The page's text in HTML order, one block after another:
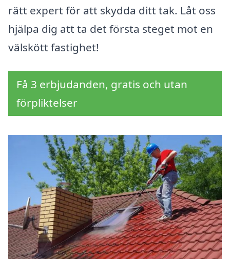
rätt expert för att skydda ditt tak. Låt oss
hjälpa dig att ta det första steget mot en
välskött fastighet!
Få 3 erbjudanden, gratis och utan
förpliktelser